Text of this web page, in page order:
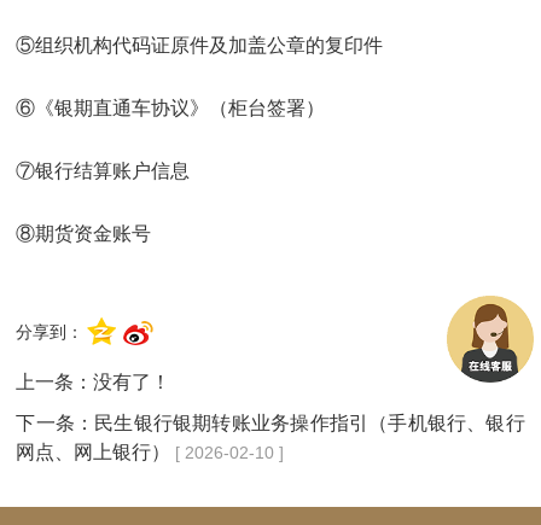
⑤组织机构代码证原件及加盖公章的复印件
⑥《银期直通车协议》（柜台签署）
⑦银行结算账户信息
⑧期货资金账号
分享到：
上一条：没有了！
下一条： 民生银行银期转账业务操作指引（手机银行、银行
网点、网上银行）
[ 2026-02-10 ]